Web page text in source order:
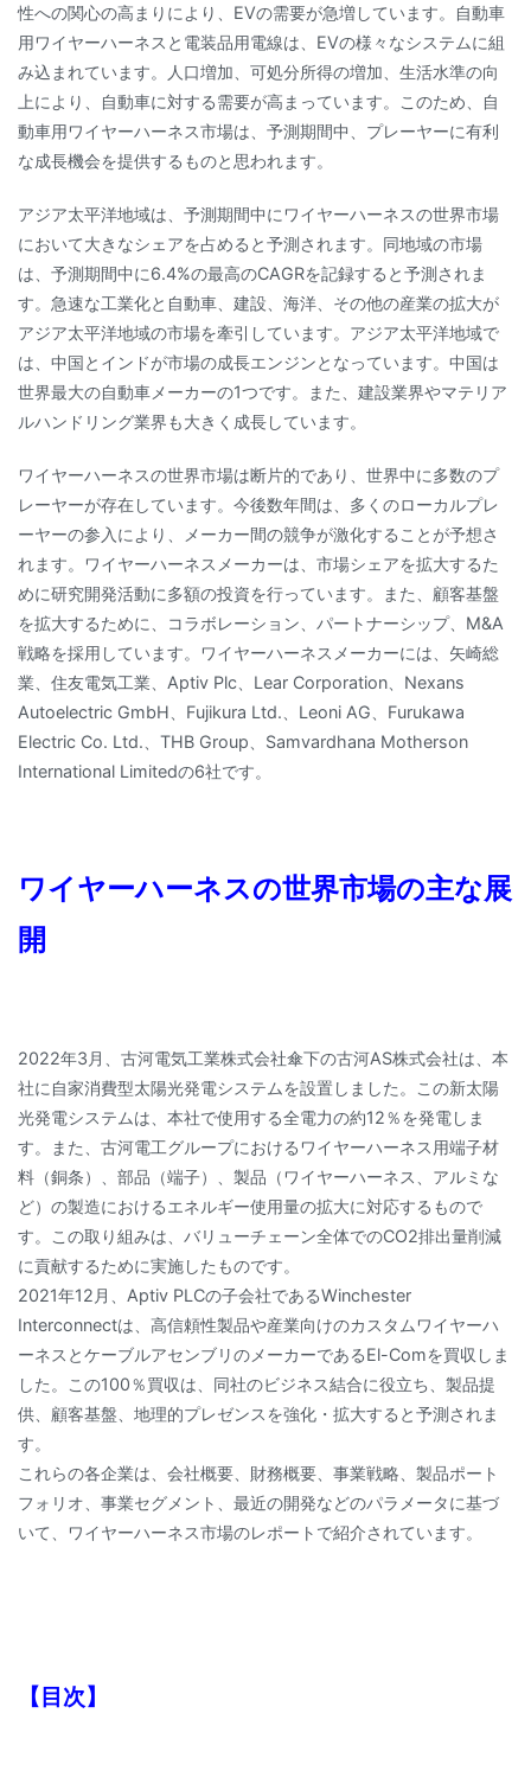
性への関心の高まりにより、EVの需要が急増しています。自動車
用ワイヤーハーネスと電装品用電線は、EVの様々なシステムに組
み込まれています。人口増加、可処分所得の増加、生活水準の向
上により、自動車に対する需要が高まっています。このため、自
動車用ワイヤーハーネス市場は、予測期間中、プレーヤーに有利
な成長機会を提供するものと思われます。
アジア太平洋地域は、予測期間中にワイヤーハーネスの世界市場
において大きなシェアを占めると予測されます。同地域の市場
は、予測期間中に6.4%の最高のCAGRを記録すると予測されま
す。急速な工業化と自動車、建設、海洋、その他の産業の拡大が
アジア太平洋地域の市場を牽引しています。アジア太平洋地域で
は、中国とインドが市場の成長エンジンとなっています。中国は
世界最大の自動車メーカーの1つです。また、建設業界やマテリア
ルハンドリング業界も大きく成長しています。
ワイヤーハーネスの世界市場は断片的であり、世界中に多数のプ
レーヤーが存在しています。今後数年間は、多くのローカルプレ
ーヤーの参入により、メーカー間の競争が激化することが予想さ
れます。ワイヤーハーネスメーカーは、市場シェアを拡大するた
めに研究開発活動に多額の投資を行っています。また、顧客基盤
を拡大するために、コラボレーション、パートナーシップ、M&A
戦略を採用しています。ワイヤーハーネスメーカーには、矢崎総
業、住友電気工業、Aptiv Plc、Lear Corporation、Nexans
Autoelectric GmbH、Fujikura Ltd.、Leoni AG、Furukawa
Electric Co. Ltd.、THB Group、Samvardhana Motherson
International Limitedの6社です。
ワイヤーハーネスの世界市場の主な展
開
2022年3月、古河電気工業株式会社傘下の古河AS株式会社は、本
社に自家消費型太陽光発電システムを設置しました。この新太陽
光発電システムは、本社で使用する全電力の約12％を発電しま
す。また、古河電工グループにおけるワイヤーハーネス用端子材
料（銅条）、部品（端子）、製品（ワイヤーハーネス、アルミな
ど）の製造におけるエネルギー使用量の拡大に対応するもので
す。この取り組みは、バリューチェーン全体でのCO2排出量削減
に貢献するために実施したものです。
2021年12月、Aptiv PLCの子会社であるWinchester
Interconnectは、高信頼性製品や産業向けのカスタムワイヤーハ
ーネスとケーブルアセンブリのメーカーであるEl-Comを買収しま
した。この100％買収は、同社のビジネス結合に役立ち、製品提
供、顧客基盤、地理的プレゼンスを強化・拡大すると予測されま
す。
これらの各企業は、会社概要、財務概要、事業戦略、製品ポート
フォリオ、事業セグメント、最近の開発などのパラメータに基づ
いて、ワイヤーハーネス市場のレポートで紹介されています。
【目次】